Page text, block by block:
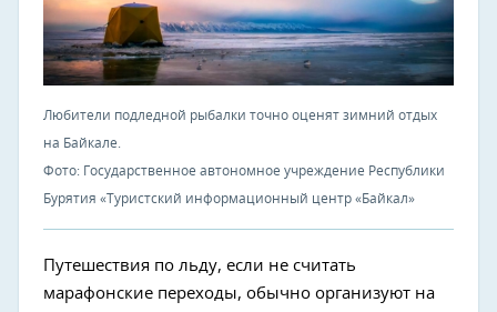
Любители подледной рыбалки точно оценят зимний отдых
на Байкале.
Фото: Государственное автономное учреждение Республики
Бурятия «Туристский информационный центр «Байкал»
Путешествия по льду, если не считать
марафонские переходы, обычно организуют на